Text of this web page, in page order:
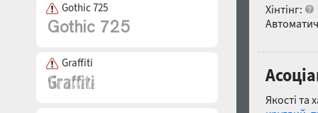
Gothic 725
Graffiti
Хінтінг:
Якості та